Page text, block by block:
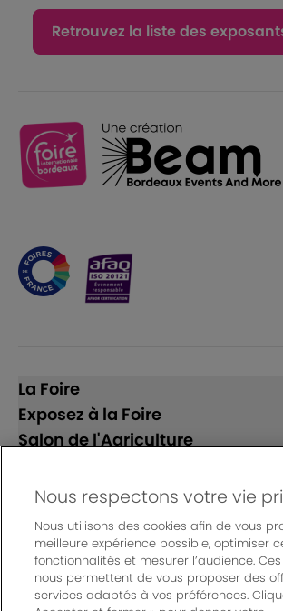
Retrouvez la liste des
La Foire
Exposez à la Foire
Salon de l'Agriculture
Suivez-nous
Nous respectons votre vie
Nous utilisons des cookies afin de vous
meilleure expérience possible, optimiser
fonctionnalités et mesurer l’audience.
nous permettent de vous proposer des
services adaptés à vos préférences.